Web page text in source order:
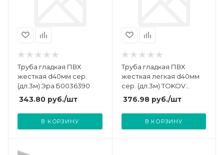
Труба гладкая ПВХ
жесткая d40мм сер.
(дл.3м) Эра Б0036390
343.80 руб./шт
В КОРЗИНУ
Труба гладкая ПВХ
жесткая легкая d40мм
сер. (дл.3м) TOKOV
ELECTRIC TKE-THG-PVC-
40-3-C06
376.98руб./шт
В КОРЗИНУ